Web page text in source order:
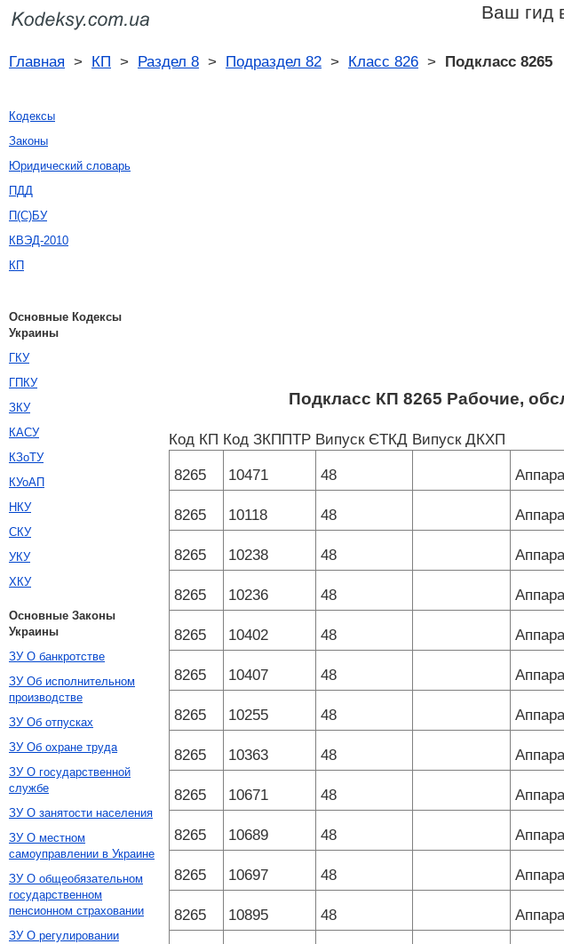
Ваш гид
Главная > КП > Раздел 8 > Подраздел 82 > Класс 826 > Подкласс 8265
Подкласс КП 8265 Рабочие,
Код КП Код ЗКППТР Випуск ЄТКД Випуск ДКХП
8265
10471 48
8265 10118 48
8265 10238 48
8265 10236 48
8265 10402 48
8265 10407 48
8265 10255 48
8265 10363 48
8265 10671 48
8265 10689 48
8265 10697 48
8265 10895 48
Кодексы
Законы
Юридический словарь
ПДД
П(С)БУ
КВЭД-2010
КП
Основные Кодексы
Украины
ГКУ
ГПКУ
ЗКУ
КАСУ
КЗоТУ
КУоАП
НКУ
СКУ
УКУ
ХКУ
Основные Законы
Украины
ЗУ О банкротстве
ЗУ Об исполнительном
производстве
ЗУ Об отпусках
ЗУ Об охране труда
ЗУ О государственной
службе
ЗУ О занятости населения
ЗУ О местном
самоуправлении в Украине
ЗУ О общеобязательном
государственном
пенсионном страховании
ЗУ О регулировании